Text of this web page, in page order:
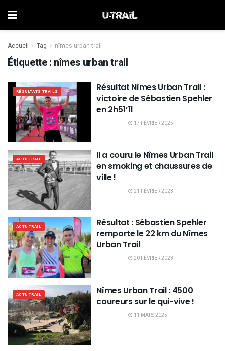
Accueil Tag nîmes urban trail
Étiquette : nîmes urban trail
RÉSULTATS TRAILS
Résultat Nîmes Urban Trail :
victoire de Sébastien Spehler
en 2h51’11
17 FÉVRIER 2025
ACTU TRAIL
Il a couru le Nîmes Urban Trail
en smoking et chaussures de
ville !
21 FÉVRIER 2023
ACTU TRAIL
Résultat : Sébastien Spehler
remporte le 22 km du Nîmes
Urban Trail
20 FÉVRIER 2023
ACTU TRAIL
Nîmes Urban Trail : 4500
coureurs sur le qui-vive !
11 MARS 2025